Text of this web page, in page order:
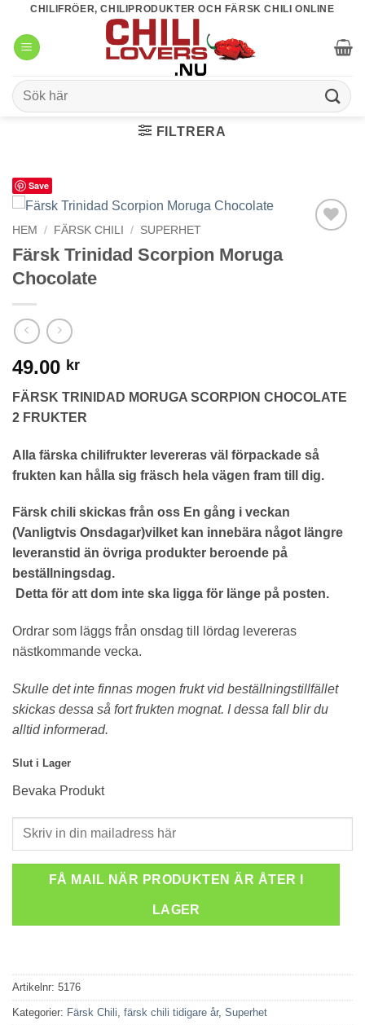
content
CHILIFRÖER, CHILIPRODUKTER OCH FÄRSK CHILI ONLINE
Sök
efter:
FILTRERA
Save
HEM / FÄRSK CHILI / SUPERHET
Färsk Trinidad Scorpion Moruga
Chocolate
49.00 kr
FÄRSK TRINIDAD MORUGA SCORPION CHOCOLATE
2 FRUKTER
Alla färska chilifrukter levereras väl förpackade så
frukten kan hålla sig fräsch hela vägen fram till dig.
Färsk chili skickas från oss En gång i veckan
(Vanligtvis Onsdagar)vilket kan innebära något längre
leveranstid än övriga produkter beroende på
beställningsdag.
Detta för att dom inte ska ligga för länge på posten.
Ordrar som läggs från onsdag till lördag levereras
nästkommande vecka.
Skulle det inte finnas mogen frukt vid beställningstillfället
skickas dessa så fort frukten mognat. I dessa fall blir du
alltid informerad.
Slut i Lager
Bevaka Produkt
FÅ MAIL NÄR PRODUKTEN ÄR ÅTER I
LAGER
Artikelnr: 5176
Kategorier: Färsk Chili, färsk chili tidigare år, Superhet